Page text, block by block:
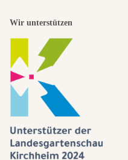
Wir unterstützen